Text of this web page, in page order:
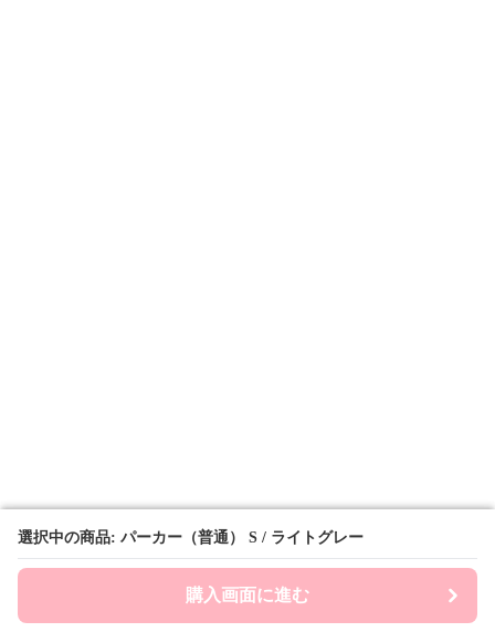
選択中の商品: パーカー（普通） S / ライトグレー
購入画面に進む
選択中の商品: パーカー（普通） S / ライトグレー
購入画面に進む